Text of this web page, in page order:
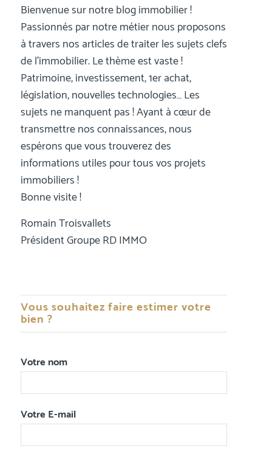
Bienvenue sur notre blog immobilier !
Passionnés par notre métier nous proposons
à travers nos articles de traiter les sujets clefs
de l’immobilier. Le thème est vaste !
Patrimoine, investissement, 1er achat,
législation, nouvelles technologies… Les
sujets ne manquent pas ! Ayant à cœur de
transmettre nos connaissances, nous
espérons que vous trouverez des
informations utiles pour tous vos projets
immobiliers !
Bonne visite !
Romain Troisvallets
Président Groupe RD IMMO
Vous souhaitez faire estimer votre
bien ?
Votre nom
Votre E-mail